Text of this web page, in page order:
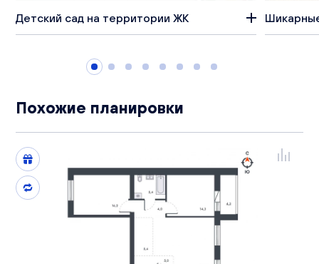
Детский сад на территории ЖК
Похожие планировки